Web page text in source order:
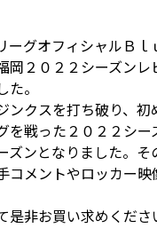
ーグオフィシャルＢｌ
岡２０２２シーズン
。
ンクスを打ち破り、初
を戦った２０２２シー
ズンとなりました。そ
コメントやロッカー映
是非お買い求めくださ